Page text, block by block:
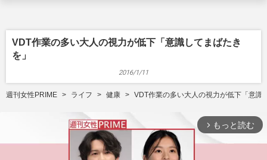
VDT作業の多い大人の視力が低下「意識してまばたき
を」
2016/1/11
週刊女性PRIME ライフ 健康 VDT作業の多い大人の視力が低下「意識
arrow_forward_ios もっと読む